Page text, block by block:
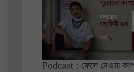
Podcast : ফেলে দেওয়া